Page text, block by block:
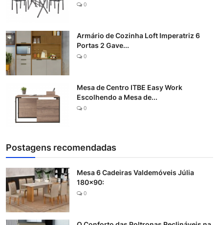
0
Armário de Cozinha Loft Imperatriz 6
Portas 2 Gave...
0
Mesa de Centro ITBE Easy Work
Escolhendo a Mesa de...
0
Postagens recomendadas
Mesa 6 Cadeiras Valdemóveis Júlia
180x90:
0